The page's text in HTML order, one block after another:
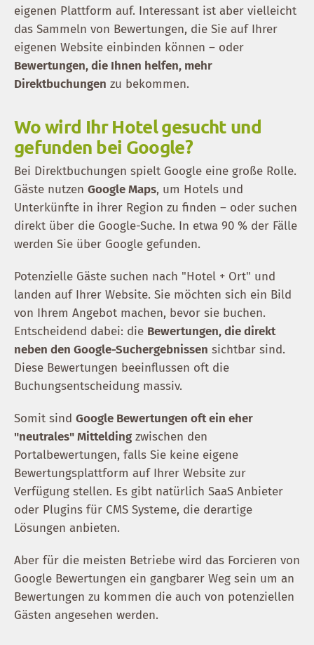
eigenen Plattform auf. Interessant ist aber vielleicht
das Sammeln von Bewertungen, die Sie auf Ihrer
eigenen Website einbinden können – oder
Bewertungen, die Ihnen helfen, mehr
Direktbuchungen zu bekommen.
Wo wird Ihr Hotel gesucht und
gefunden bei Google?
Bei Direktbuchungen spielt Google eine große Rolle.
Gäste nutzen Google Maps, um Hotels und
Unterkünfte in ihrer Region zu finden – oder suchen
direkt über die Google-Suche. In etwa 90 % der Fälle
werden Sie über Google gefunden.
Potenzielle Gäste suchen nach "Hotel + Ort" und
landen auf Ihrer Website. Sie möchten sich ein Bild
von Ihrem Angebot machen, bevor sie buchen.
Entscheidend dabei: die Bewertungen, die direkt
neben den Google-Suchergebnissen sichtbar sind.
Diese Bewertungen beeinflussen oft die
Buchungsentscheidung massiv.
Somit sind Google Bewertungen oft ein eher
"neutrales" Mittelding zwischen den
Portalbewertungen, falls Sie keine eigene
Bewertungsplattform auf Ihrer Website zur
Verfügung stellen. Es gibt natürlich SaaS Anbieter
oder Plugins für CMS Systeme, die derartige
Lösungen anbieten.
Aber für die meisten Betriebe wird das Forcieren von
Google Bewertungen ein gangbarer Weg sein um an
Bewertungen zu kommen die auch von potenziellen
Gästen angesehen werden.